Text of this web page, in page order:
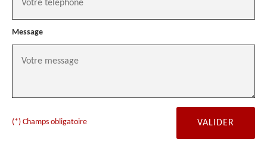
Message
(*) Champs obligatoire